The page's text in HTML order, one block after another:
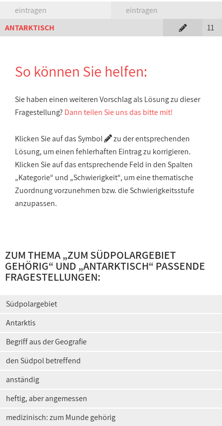
eintragen
eintragen
ANTARKTISCH
11
So können Sie helfen:
Sie haben einen weiteren Vorschlag als Lösung zu dieser
Fragestellung? Dann teilen Sie uns das bitte mit!
Klicken Sie auf das Symbol
zu der entsprechenden
Lösung, um einen fehlerhaften Eintrag zu korrigieren.
Klicken Sie auf das entsprechende Feld in den Spalten
„Kategorie“ und „Schwierigkeit“, um eine thematische
Zuordnung vorzunehmen bzw. die Schwierigkeitsstufe
anzupassen.
ZUM THEMA „ZUM SÜDPOLARGEBIET
GEHÖRIG“ UND „ANTARKTISCH“ PASSENDE
FRAGESTELLUNGEN:
Südpolargebiet
Antarktis
Begriff aus der Geografie
den Südpol betreffend
anständig
heftig, aber angemessen
medizinisch: zum Munde gehörig